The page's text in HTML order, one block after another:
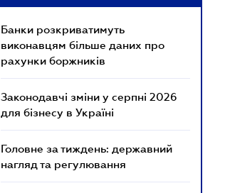
Банки розкриватимуть
виконавцям більше даних про
рахунки боржників
Законодавчі зміни у серпні 2026
для бізнесу в Україні
Головне за тиждень: державний
нагляд та регулювання